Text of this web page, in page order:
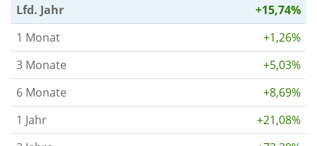
Lfd. Jahr
+15,74%
1 Monat
+1,26%
3 Monate
+5,03%
6 Monate
+8,69%
1 Jahr
+21,08%